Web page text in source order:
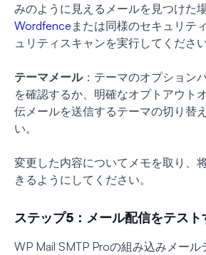
みのように見えるメールを見つけた
Wordfence または同様のセキュリテ
ュリティスキャンを実行してください
テーマメール：テーマのオプション
を確認するか、明確なオプトアウト
伝メールを送信するテーマの切り替
い。
変更した内容についてメモを取り、
きるようにしてください。
ステップ5：メール配信をテスト
WP Mail SMTP Proの組み込みメール